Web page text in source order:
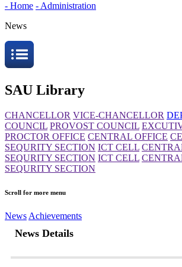
- Home - Administration
News
SAU Library
CHANCELLOR VICE-CHANCELLOR
COUNCIL PROVOST COUNCIL
PROCTOR OFFICE CENTRAL OFFICE
SEQURITY SECTION ICT CELL
SEQURITY SECTION ICT CELL
SEQURITY SECTION
Scroll for more menu
News Achievements
News Details